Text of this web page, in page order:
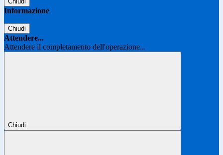
Informazione
Chiudi
Attendere...
Attendere il completamento dell'operazione...
Chiudi